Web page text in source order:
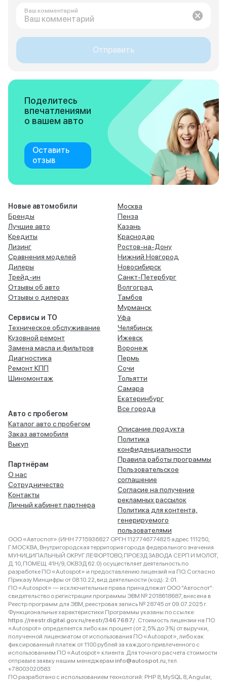
Ваш комментарий
Отправить
Поделитесь
впечатлениями
о вашем авто
Оставить
отзыв
Новые автомобили
Бренды
Лучшие авто
Кредиты
Лизинг
Сравнения моделей
Дилеры
Трейд-ин
Отзывы об авто
Отзывы о дилерах
Сервисы и ТО
Техническое обслуживание
Кузовной ремонт
Замена масла и фильтров
Диагностика
Ремонт КПП
Шиномонтаж
Авто с пробегом
Каталог авто с пробегом
Заказ автомобиля
Выкуп
Партнёрам
О нас
Сотрудничество
Контакты
Личный кабинет партнера
Москва
Пенза
Казань
Краснодар
Ростов-на-Дону
Нижний Новгород
Новосибирск
Санкт-Петербург
Волгоград
Тамбов
Мурманск
Уфа
Челябинск
Ижевск
Воронеж
Пермь
Сочи
Тольятти
Самара
Екатеринбург
Все города
Описание продукта
Политика
конфиденциальности
Правила работы программы
Пользовательское
соглашение
Согласие на получение
рекламных рассылок
Политика для контента,
генерируемого
пользователями
ООО «Автоспот» (ИНН 7715936827 ОРГН 1127746774825 адрес 111250,
Г.МОСКВА, Внутригородская территория города федерального значения
МУНИЦИПАЛЬНЫЙ ОКРУГ ЛЕФОРТОВО, ПРОЕЗД ЗАВОДА СЕРП И МОЛОТ,
Д. 10, ПОМЕЩ. 41Н/9, ОКВЭД 62.0) осуществляет деятельность по
разработке ПО «Autospot» и предоставлению лицензий на ПО. Согласно
Приказу Минцифры от 08.10.22, вид деятельности (код): 2.01.
ПО «Autospot» — исключительные права принадлежат ООО "Автоспот":
свидетельство о регистрации программы ЭВМ № 2018618687, внесена в
Реестр программ для ЭВМ, реестровая запись № 28745 от 09.07.2025 г.
Функциональные характеристики Программы указаны по ссылке:
https://reestr.digital.gov.ru/reestr/3467687/ . Стоимость лицензии на ПО
«Autospot» определяется либо как процент (от 2,5% до 3%) от выручки,
полученной лицензиатом от использования ПО «Autospot», либо как
фиксированный платеж от 1100 рублей за каждого привлеченного с
использованием ПО «Autospot» клиента. Для точного расчета стоимости
отправьте заявку нашим менеджерам info@autospot.ru, тел.
+78003020583
ПО разработано с использованием технологий: PHP 8, MySQL 8, Angular,